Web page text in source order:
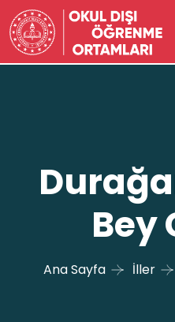
Bey
Ana Sayfa İller